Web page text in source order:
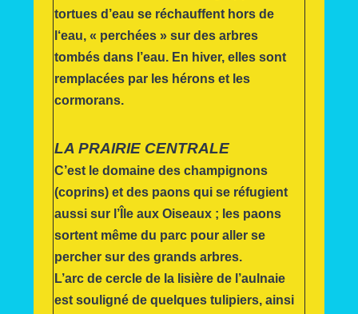
tortues d’eau se réchauffent hors de
l‘eau, « perchées » sur des arbres
tombés dans l’eau. En hiver, elles sont
remplacées par les hérons et les
cormorans.
LA PRAIRIE CENTRALE
C’est le domaine des champignons
(coprins) et des paons qui se réfugient
aussi sur l’Île aux Oiseaux ; les paons
sortent même du parc pour aller se
percher sur des grands arbres.
L’arc de cercle de la lisière de l’aulnaie
est souligné de quelques tulipiers, ainsi